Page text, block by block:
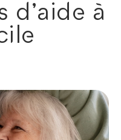
d'aide à